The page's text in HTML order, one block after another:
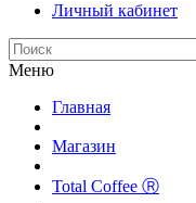
Личный кабинет
Меню
Главная
Магазин
Total Coffee Ⓡ